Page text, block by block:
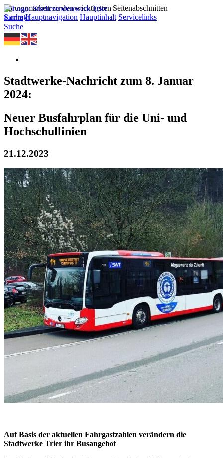
Sprungmarken zu den wichtigsten Seitenabschnitten
Suche Hauptnavigation Hauptinhalt Servicelinks
Kontakt
Suche
Stadtwerke-Nachricht zum 8. Januar
2024:
Neuer Busfahrplan für die Uni- und
Hochschullinien
21.12.2023
Auf Basis der aktuellen Fahrgastzahlen verändern die
Stadtwerke Trier ihr Busangebot